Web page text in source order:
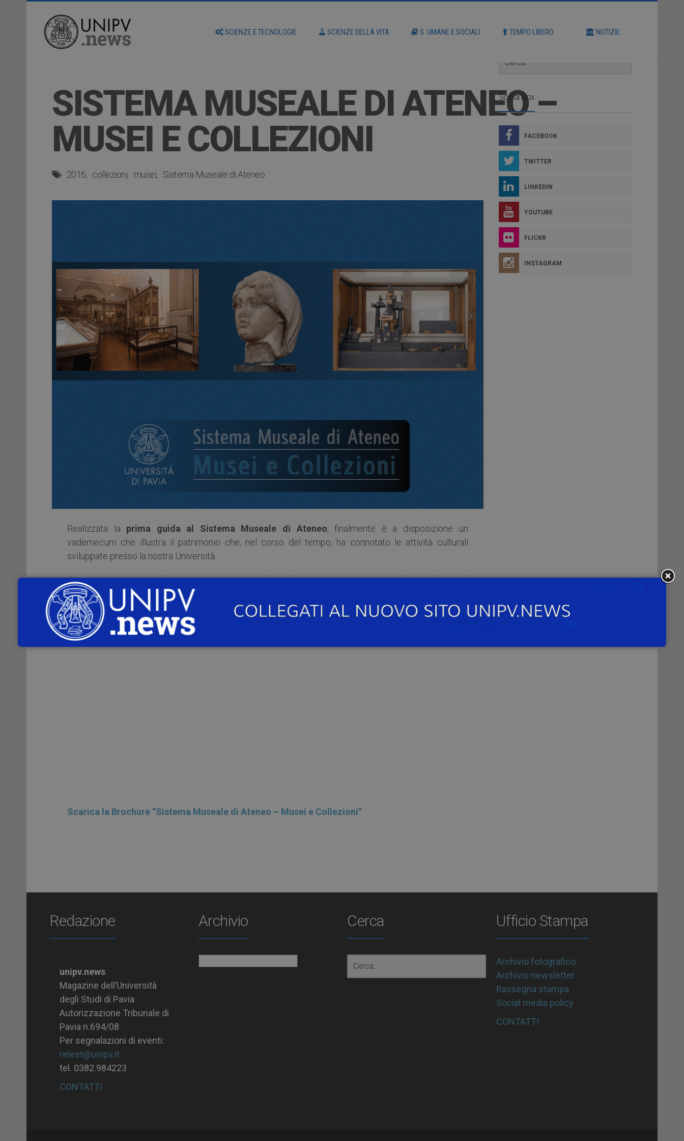
SCIENZE E TECNOLOGIE SCIENZE DELLA VITA S. UMANE E SOCIALI TEMPO LIBERO NOTIZIE
SISTEMA MUSEALE DI ATENEO –
MUSEI E COLLEZIONI
2016 collezioni musei Sistema Museale di Ateneo
Realizzata la prima guida al Sistema Museale di Ateneo, finalmente è a disposizione un
vademecum che illustra il patrimonio che, nel corso del tempo, ha connotato le attività culturali
sviluppate presso la nostra Università.
Ogni tappa raggiunta da questa Istituzione secolare è testimoniata attraverso le ricerche e gli
autorevoli personaggi che le hanno svolte.
Otto Musei, due Collezioni e l’Orto Botanico: undici strutture che oggi hanno fatto sistema, aprendo le
porte a tutti coloro desiderino intraprendere un viaggio nella storia, quella dell’Università di Pavia.
Scarica la Brochure “Sistema Museale di Ateneo – Musei e Collezioni”
Social Box
FACEBOOK
TWITTER
LINKEDIN
YOUTUBE
FLICKR
INSTAGRAM
Redazione
unipv.news
Magazine dell’Università
degli Studi di Pavia
Autorizzazione Tribunale di
Pavia n.694/08
Per segnalazioni di eventi:
relest@unipv.it
tel. 0382.984223
CONTATTI
Archivio Cerca Ufficio Stampa
Archivio fotografico
Archivio newsletter
Rassegna stampa
Social media policy
CONTATTI